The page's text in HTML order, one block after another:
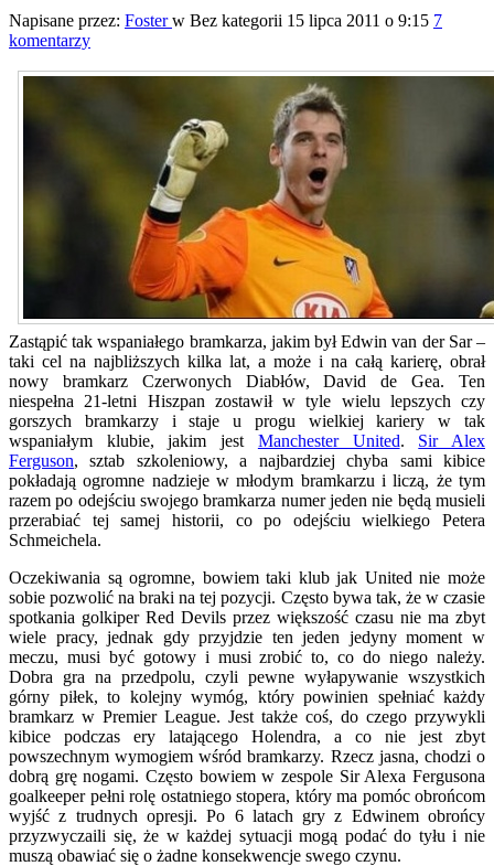
Napisane przez: Fosterw Bez kategorii 15 lipca 2011 o 9:15 7
komentarzy
Zastąpić tak wspaniałego bramkarza, jakim był Edwin van der Sar –
taki cel na najbliższych kilka lat, a może i na całą karierę, obrał
nowy bramkarz Czerwonych Diabłów, David de Gea. Ten
niespełna 21-letni Hiszpan zostawił w tyle wielu lepszych czy
gorszych bramkarzy i staje u progu wielkiej kariery w tak
wspaniałym klubie, jakim jest Manchester United. Sir Alex
Ferguson, sztab szkoleniowy, a najbardziej chyba sami kibice
pokładają ogromne nadzieje w młodym bramkarzu i liczą, że tym
razem po odejściu swojego bramkarza numer jeden nie będą musieli
przerabiać tej samej historii, co po odejściu wielkiego Petera
Schmeichela.
Oczekiwania są ogromne, bowiem taki klub jak United nie może
sobie pozwolić na braki na tej pozycji. Często bywa tak, że w czasie
spotkania golkiper Red Devils przez większość czasu nie ma zbyt
wiele pracy, jednak gdy przyjdzie ten jeden jedyny moment w
meczu, musi być gotowy i musi zrobić to, co do niego należy.
Dobra gra na przedpolu, czyli pewne wyłapywanie wszystkich
górny piłek, to kolejny wymóg, który powinien spełniać każdy
bramkarz w Premier League. Jest także coś, do czego przywykli
kibice podczas ery latającego Holendra, a co nie jest zbyt
powszechnym wymogiem wśród bramkarzy. Rzecz jasna, chodzi o
dobrą grę nogami. Często bowiem w zespole Sir Alexa Fergusona
goalkeeper pełni rolę ostatniego stopera, który ma pomóc obrońcom
wyjść z trudnych opresji. Po 6 latach gry z Edwinem obrońcy
przyzwyczaili się, że w każdej sytuacji mogą podać do tyłu i nie
muszą obawiać się o żadne konsekwencje swego czynu.